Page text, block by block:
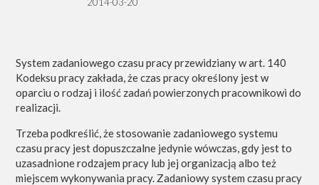
System zadaniowego czasu pracy przewidziany w art. 140
Kodeksu pracy zakłada, że czas pracy określony jest w
oparciu o rodzaj i ilość zadań powierzonych pracownikowi do
realizacji.
Trzeba podkreślić, że stosowanie zadaniowego systemu
czasu pracy jest dopuszczalne jedynie wówczas, gdy jest to
uzasadnione rodzajem pracy lub jej organizacją albo też
miejscem wykonywania pracy. Zadaniowy system czasu pracy